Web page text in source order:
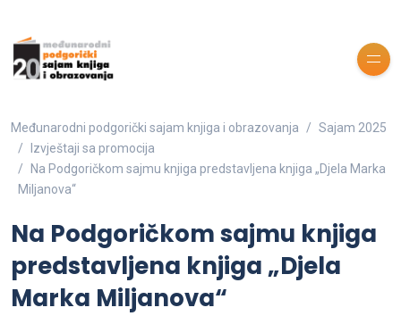
Međunarodni podgorički sajam knjiga i obrazovanja
Sajam 2025
Izvještaji sa promocija
Na Podgoričkom sajmu knjiga predstavljena knjiga „Djela Marka
Miljanova“
Na Podgoričkom sajmu knjiga
predstavljena knjiga „Djela
Marka Miljanova“